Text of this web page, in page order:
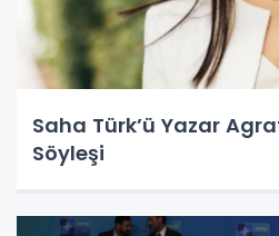
Saha Türk’ü Yazar
Söyleşi